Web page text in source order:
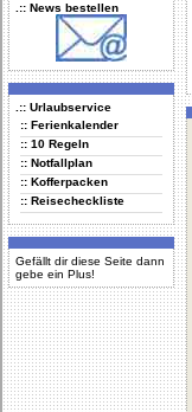
.:: News bestellen
.:: Urlaubservice
:: Ferienkalender
:: 10 Regeln
:: Notfallplan
:: Kofferpacken
:: Reisecheckliste
Gefällt dir diese Seite dann
gebe ein Plus!